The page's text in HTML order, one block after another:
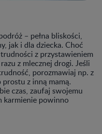
– pełna bliskości,
jak i dla dziecka. Choć
z przystawieniem
z mlecznej drogi. Jeśli
porozmawiaj np. z
prostu z inną mamą.
czas, zaufaj swojemu
karmienie powinno